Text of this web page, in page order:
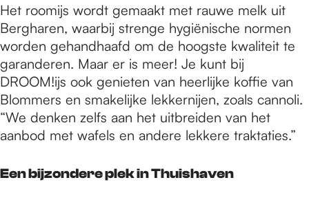
Het roomijs wordt gemaakt met rauwe melk uit
Bergharen, waarbij strenge hygiënische normen
worden gehandhaafd om de hoogste kwaliteit te
garanderen. Maar er is meer! Je kunt bij
DROOM!ijs ook genieten van heerlijke koffie van
Blommers en smakelijke lekkernijen, zoals cannoli.
“We denken zelfs aan het uitbreiden van het
aanbod met wafels en andere lekkere traktaties.”
Een bijzondere plek in Thuishaven